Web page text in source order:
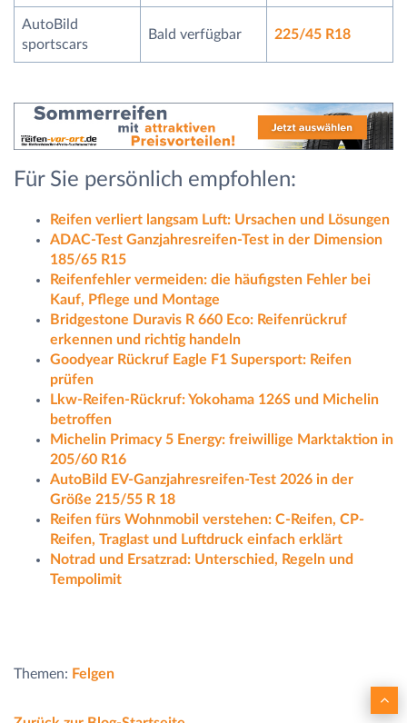
AutoBild
sportscars
Bald verfügbar 225/45 R18
Für Sie persönlich empfohlen:
Reifen verliert langsam Luft: Ursachen und Lösungen
ADAC-Test Ganzjahresreifen-Test in der Dimension
185/65 R15
Reifenfehler vermeiden: die häufigsten Fehler bei
Kauf, Pflege und Montage
Bridgestone Duravis R 660 Eco: Reifenrückruf
erkennen und richtig handeln
Goodyear Rückruf Eagle F1 Supersport: Reifen
prüfen
Lkw-Reifen-Rückruf: Yokohama 126S und Michelin
betroffen
Michelin Primacy 5 Energy: freiwillige Marktaktion in
205/60 R16
AutoBild EV-Ganzjahresreifen-Test 2026 in der
Größe 215/55 R 18
Reifen fürs Wohnmobil verstehen: C-Reifen, CP-
Reifen, Traglast und Luftdruck einfach erklärt
Notrad und Ersatzrad: Unterschied, Regeln und
Tempolimit
Themen: Felgen